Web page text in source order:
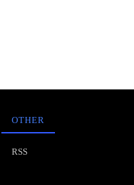
OTHER
RSS